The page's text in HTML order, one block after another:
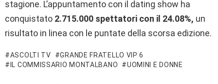
stagione. L’appuntamento con il dating show ha
conquistato 2.715.000 spettatori con il 24.08%, un
risultato in linea con le puntate della scorsa edizione.
ASCOLTI TV
GRANDE FRATELLO VIP 6
IL COMMISSARIO MONTALBANO
UOMINI E DONNE